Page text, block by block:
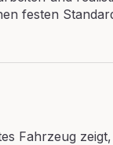
festen
Fahrzeug